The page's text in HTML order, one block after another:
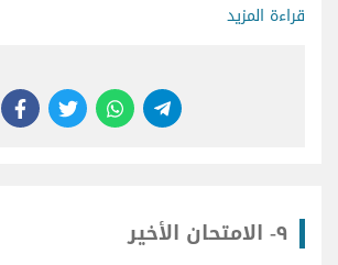
قراءة المزيد
٩- الامتحان الأخير